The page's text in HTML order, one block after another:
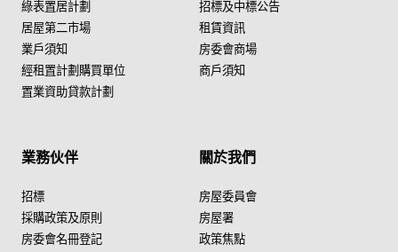
綠表置居計劃
居屋第二市場
業戶須知
經租置計劃購買單位
置業資助貸款計劃
招標及中標公告
租賃資訊
房委會商場
商戶須知
業務伙伴
招標
採購政策及原則
房委會名冊登記
關於我們
房屋委員會
房屋署
政策焦點